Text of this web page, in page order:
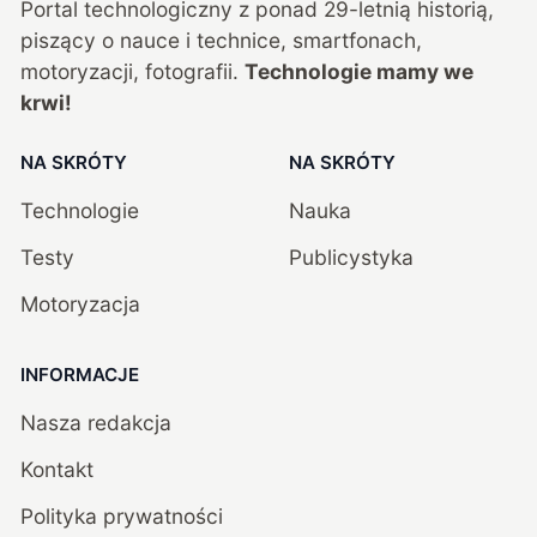
Portal technologiczny z ponad 29-letnią historią,
piszący o nauce i technice, smartfonach,
motoryzacji, fotografii. Technologie mamy we
krwi!
NA SKRÓTY
Technologie
Testy
Motoryzacja
NA SKRÓTY
Nauka
Publicystyka
INFORMACJE
Nasza redakcja
Kontakt
Polityka prywatności